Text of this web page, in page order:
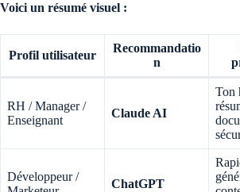
Voici un résumé visuel :
Profil utilisateur
Recommandatio
n
RH / Manager /
Enseignant
Claude AI
Ton
Développeur /
ChatGPT